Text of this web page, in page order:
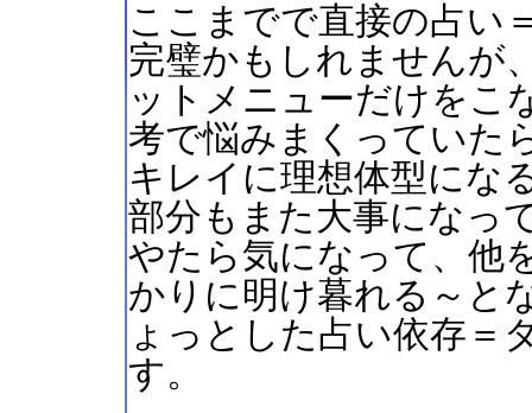
ここまでで直接の占い
完璧かもしれませんが
ットメニューだけをこ
考で悩みまくっていた
キレイに理想体型にな
部分もまた大事になっ
やたら気になって、他
かりに明け暮れる～と
ょっとした占い依存＝
す。